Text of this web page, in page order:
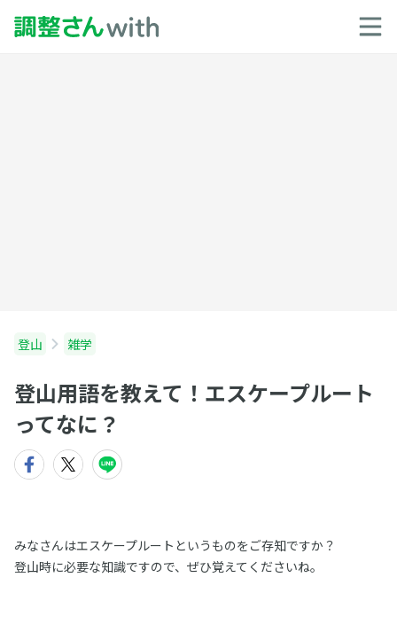
登山 雑学
登山用語を教えて！エスケープルート
ってなに？
みなさんはエスケープルートというものをご存知ですか？
登山時に必要な知識ですので、ぜひ覚えてくださいね。